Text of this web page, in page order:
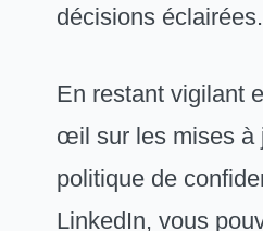
décisions éclairées.
En restant vigilant
œil sur les mises à
politique de
LinkedIn, vous